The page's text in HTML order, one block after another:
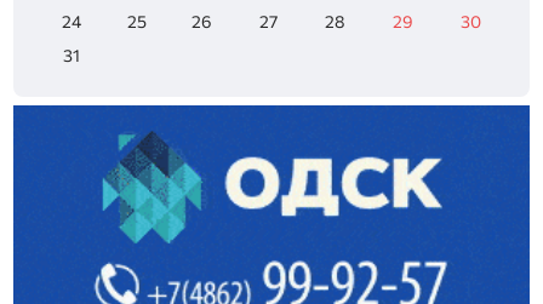
24
25 26 27 28 29
30
31